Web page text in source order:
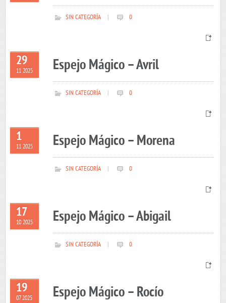
SIN CATEGORÍA 0
29
11 2025 Espejo Mágico – Avril
SIN CATEGORÍA 0
1
11 2025 Espejo Mágico – Morena
SIN CATEGORÍA 0
17
10 2025 Espejo Mágico – Abigail
SIN CATEGORÍA 0
19
07 2025 Espejo Mágico – Rocío